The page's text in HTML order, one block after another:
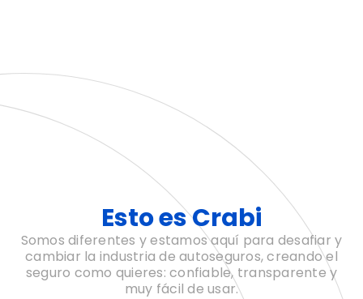
Esto es Crabi
Somos diferentes y estamos aquí para desafiar y
cambiar la industria de autoseguros, creando el
seguro como quieres: confiable, transparente y
muy fácil de usar.